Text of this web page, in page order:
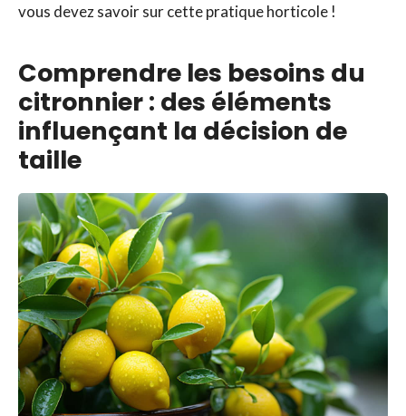
vous devez savoir sur cette pratique horticole !
Comprendre les besoins du
citronnier : des éléments
influençant la décision de
taille